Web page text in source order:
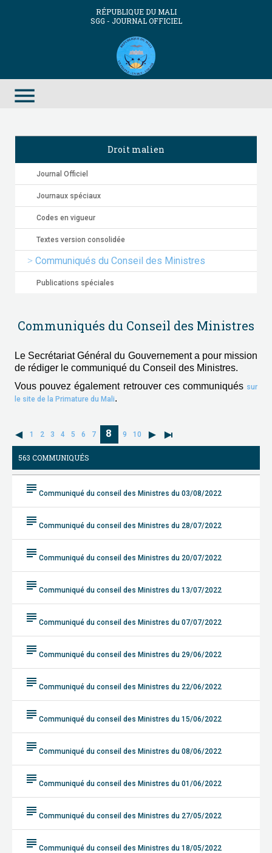
RÉPUBLIQUE DU MALI
SGG - JOURNAL OFFICIEL
menu
Droit malien
Journal Officiel
Journaux spéciaux
Codes en vigueur
Textes version consolidée
Communiqués du Conseil des Ministres
Publications spéciales
Communiqués du Conseil des Ministres
Le Secrétariat Général du Gouvernement a pour mission
de rédiger le communiqué du Conseil des Ministres.
Vous pouvez également retrouver ces communiqués sur
le site de la Primature du Mali.
1 2 3 4 5 6 7 8 9 10
563 COMMUNIQUÉS
subject Communiqué du conseil des Ministres du 03/08/2022
subject Communiqué du conseil des Ministres du 28/07/2022
subject Communiqué du conseil des Ministres du 20/07/2022
subject Communiqué du conseil des Ministres du 13/07/2022
subject Communiqué du conseil des Ministres du 07/07/2022
subject Communiqué du conseil des Ministres du 29/06/2022
subject Communiqué du conseil des Ministres du 22/06/2022
subject Communiqué du conseil des Ministres du 15/06/2022
subject Communiqué du conseil des Ministres du 08/06/2022
subject Communiqué du conseil des Ministres du 01/06/2022
subject Communiqué du conseil des Ministres du 27/05/2022
subject Communiqué du conseil des Ministres du 18/05/2022